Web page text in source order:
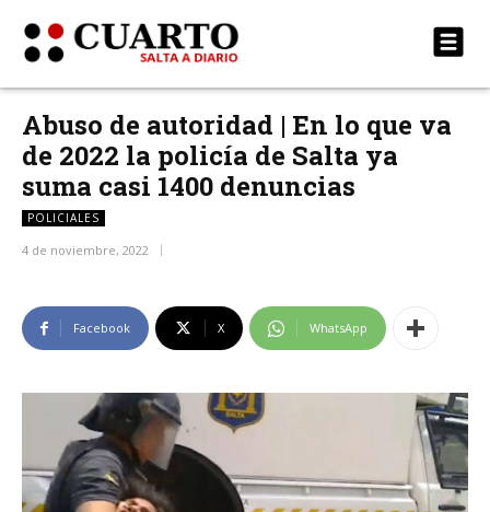
Abuso de autoridad | En lo que va
de 2022 la policía de Salta ya
suma casi 1400 denuncias
POLICIALES
4 de noviembre, 2022
Facebook X WhatsApp